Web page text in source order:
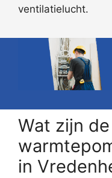
ventilatielucht.
Wat zijn
in